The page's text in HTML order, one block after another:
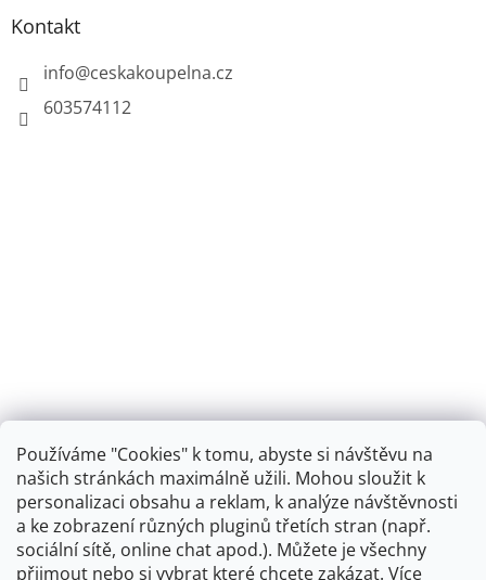
Používáme "Cookies" k tomu, abyste si návštěvu na
našich stránkách maximálně užili. Mohou sloužit k
personalizaci obsahu a reklam, k analýze návštěvnosti
a ke zobrazení různých pluginů třetích stran (např.
sociální sítě, online chat apod.). Můžete je všechny
přijmout nebo si vybrat které chcete zakázat. Více
Kontakt
info@ceskakoupelna.cz
603574112
Retro koupelna